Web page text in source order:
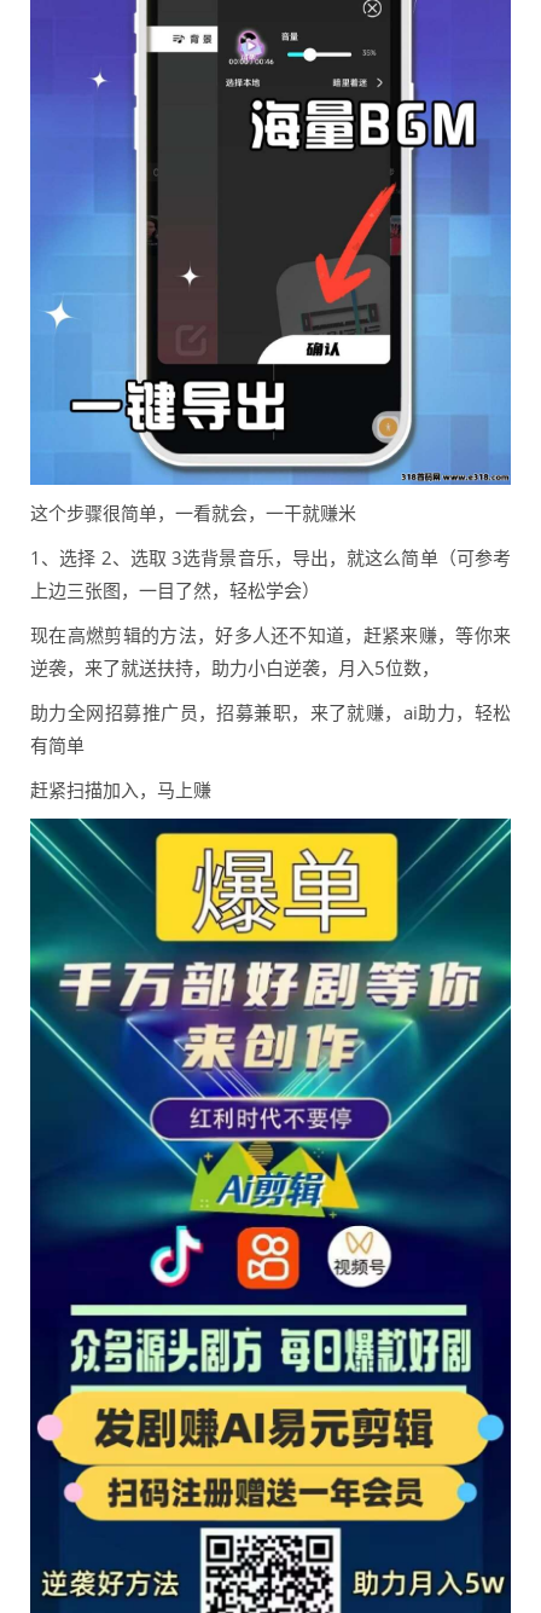
这个步骤很简单，一看就会，一干就赚米
1、选择 2、选取 3选背景音乐，导出，就这么简单（可参考
上边三张图，一目了然，轻松学会）
现在高燃剪辑的方法，好多人还不知道，赶紧来赚，等你来
逆袭，来了就送扶持，助力小白逆袭，月入5位数，
助力全网招募推广员，招募兼职，来了就赚，ai助力，轻松
有简单
赶紧扫描加入，马上赚